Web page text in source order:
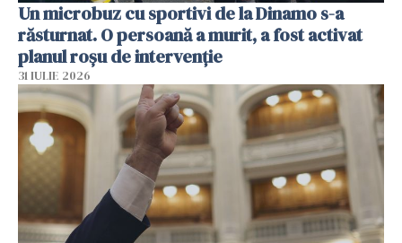
Un microbuz cu sportivi de la Dinamo s-a
răsturnat. O persoană a murit, a fost activat
planul roșu de intervenție
31 IULIE 2026